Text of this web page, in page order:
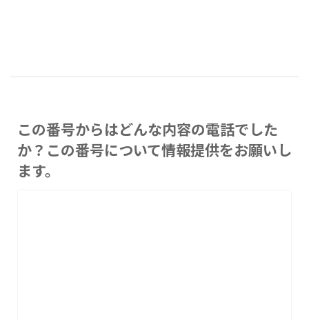
この番号からはどんな内容の電話でした
か？この番号について情報提供をお願いし
ます。